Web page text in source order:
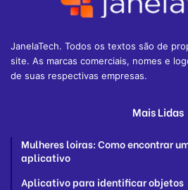
JanelaTech. Todos os textos são de
site. As marcas comerciais, nomes e
de suas respectivas empresas.
Mais Lidas
Mulheres loiras: Como encontrar
aplicativo
Aplicativo para identificar objetos